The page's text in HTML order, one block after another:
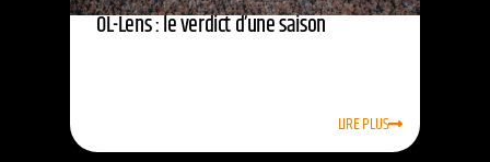
OL-Lens : le verdict d’une saison
LIRE PLUS